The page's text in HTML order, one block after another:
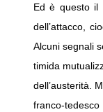
Ed è questo il
dell’attacco,
Alcuni segnali
timida
dell’austerità.
franco-